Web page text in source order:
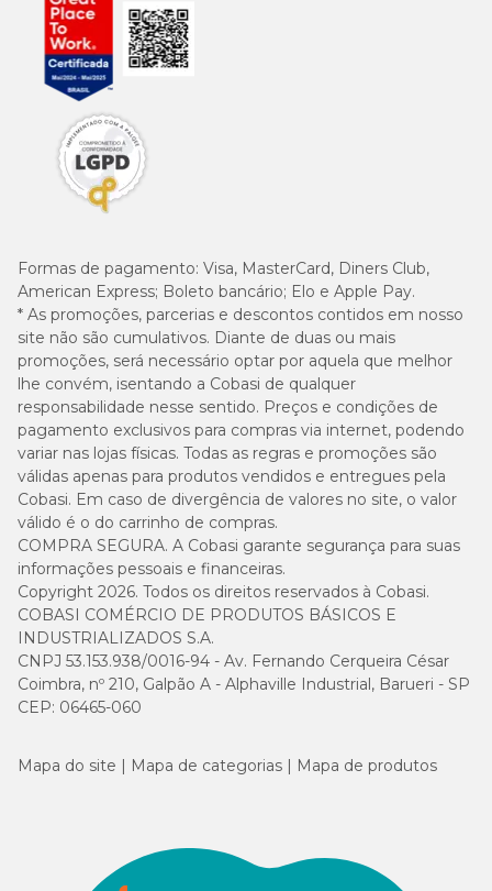
Formas de pagamento: Visa, MasterCard, Diners Club,
American Express; Boleto bancário; Elo e Apple Pay.
* As promoções, parcerias e descontos contidos em nosso
site não são cumulativos. Diante de duas ou mais
promoções, será necessário optar por aquela que melhor
lhe convém, isentando a Cobasi de qualquer
responsabilidade nesse sentido. Preços e condições de
pagamento exclusivos para compras via internet, podendo
variar nas lojas físicas. Todas as regras e promoções são
válidas apenas para produtos vendidos e entregues pela
Cobasi. Em caso de divergência de valores no site, o valor
válido é o do carrinho de compras.
COMPRA SEGURA. A Cobasi garante segurança para suas
informações pessoais e financeiras.
Copyright 2026. Todos os direitos reservados à Cobasi.
COBASI COMÉRCIO DE PRODUTOS BÁSICOS E
INDUSTRIALIZADOS S.A.
CNPJ 53.153.938/0016-94 - Av. Fernando Cerqueira César
Coimbra, nº 210, Galpão A - Alphaville Industrial, Barueri - SP
CEP: 06465-060
Mapa do site Mapa de categorias Mapa de produtos